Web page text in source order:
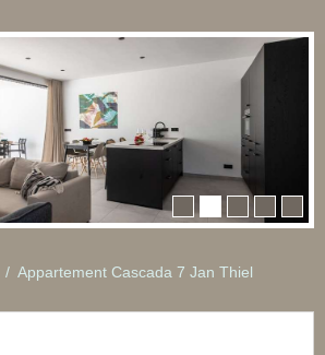
/ Appartement Cascada 7 Jan Thiel